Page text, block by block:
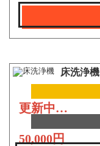
床洗浄機
更新中…
50,000円